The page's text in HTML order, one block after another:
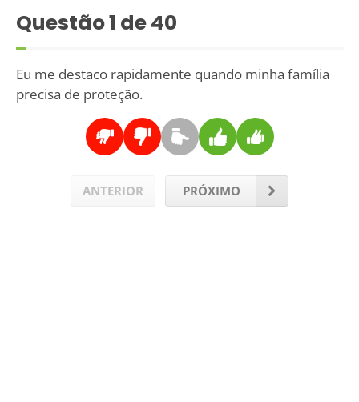
Questão1 de 40
Eu me destaco rapidamente quando minha família
precisa de proteção.
ANTERIOR PRÓXIMO